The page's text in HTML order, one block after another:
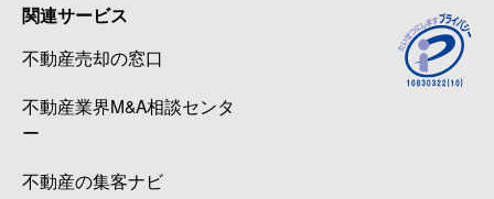
関連サービス
不動産売却の窓口
不動産業界M&A相談センタ
ー
不動産の集客ナビ